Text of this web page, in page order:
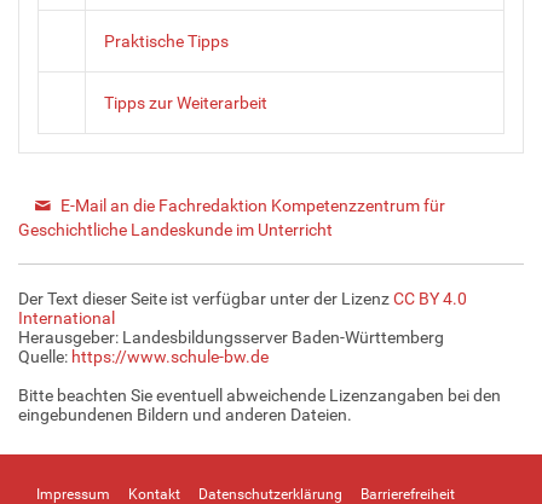
Praktische Tipps
Tipps zur Weiterarbeit
E-Mail an die Fachredaktion Kompetenzzentrum für
Geschichtliche Landeskunde im Unterricht
Der Text dieser Seite ist verfügbar unter der LizenzCC BY 4.0
International
Herausgeber: Landesbildungsserver Baden-Württemberg
Quelle: https://www.schule-bw.de
Bitte beachten Sie eventuell abweichende Lizenzangaben bei den
eingebundenen Bildern und anderen Dateien.
Impressum Kontakt Datenschutzerklärung Barrierefreiheit